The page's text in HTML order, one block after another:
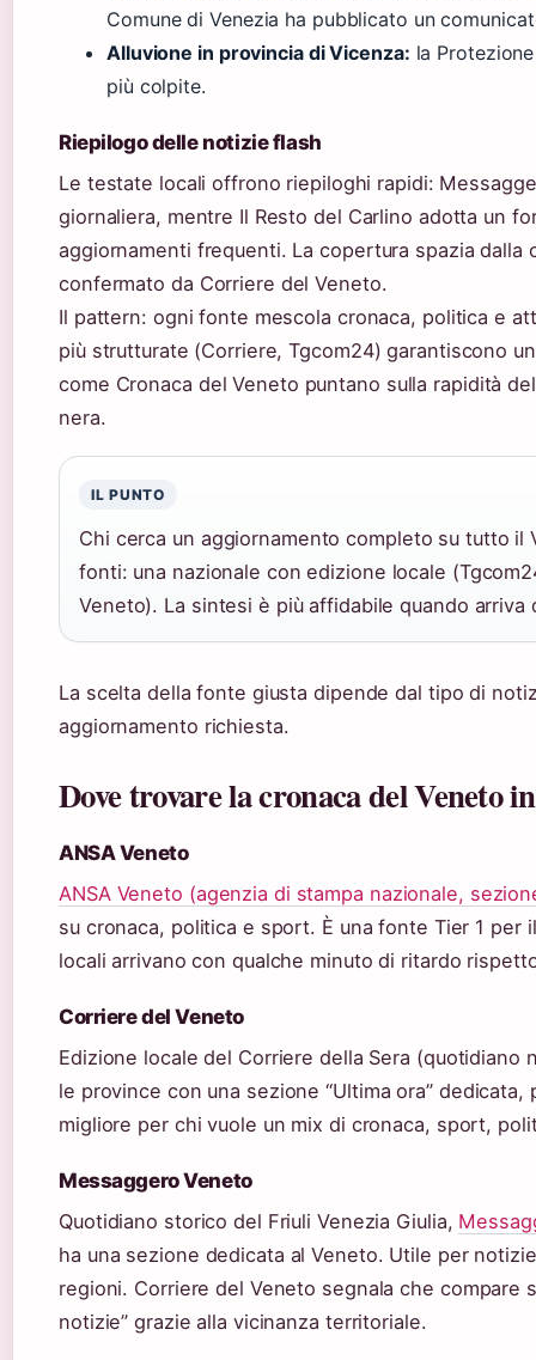
Comune di Venezia ha pubblicato un
Alluvione in provincia di Vicenza: la
più colpite.
Riepilogo delle notizie flash
Le testate locali offrono riepiloghi rapidi:
giornaliera, mentre Il Resto del Carlino adotta un
aggiornamenti frequenti. La copertura spazia dalla
confermato da Corriere del Veneto.
Il pattern: ogni fonte mescola cronaca, politica e
più strutturate (Corriere, Tgcom24) garantiscono
come Cronaca del Veneto puntano sulla rapidità
nera.
IL PUNTO
Chi cerca un aggiornamento completo su tutto il
fonti: una nazionale con edizione locale
Veneto). La sintesi è più affidabile quando
La scelta della fonte giusta dipende dal tipo di
aggiornamento richiesta.
Dove trovare la cronaca del Veneto
ANSA Veneto
ANSA Veneto (agenzia di stampa nazionale,
su cronaca, politica e sport. È una fonte Tier 1 per
locali arrivano con qualche minuto di ritardo
Corriere del Veneto
Edizione locale del Corriere della Sera
le province con una sezione “Ultima ora”
migliore per chi vuole un mix di cronaca, sport,
Messaggero Veneto
Quotidiano storico del Friuli Venezia Giulia,
ha una sezione dedicata al Veneto. Utile per
regioni. Corriere del Veneto segnala che compare
notizie” grazie alla vicinanza territoriale.